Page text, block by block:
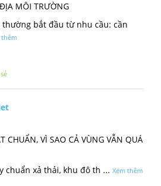
MÔI TRƯỜNG
bắt đầu từ nhu cầu: cần
thêm
CHUẨN, VÌ SAO CẢ VÙNG VẪN QUÁ
chuẩn xả thải, khu đô th ... Xem thêm